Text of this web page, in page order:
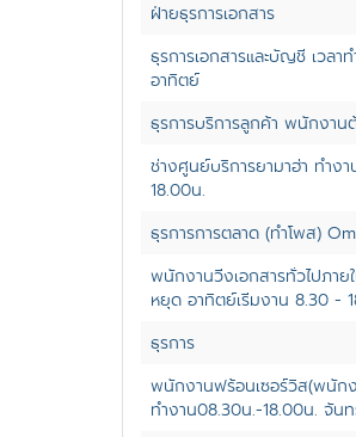
ฝ่ายธุรการเอกสาร
ธุรการเอกสารและบัญชี เวล
อาทิตย์
ธุรการบริการลูกค้า พนักงา
ช่างศูนย์บริการยามาฮ่า ทำง
18.00น.
ธุรการการตลาด (ทำโพส)
พนักงานวิ่งเอกสารทั่วไปภาย
หยุด อาทิตย์เริ่มงาน 8.30 -
ธุรการ
พนักงานฟร้อนเซอร์วิส(พนัก
ทำงาน08.30น.-18.00น. จัน